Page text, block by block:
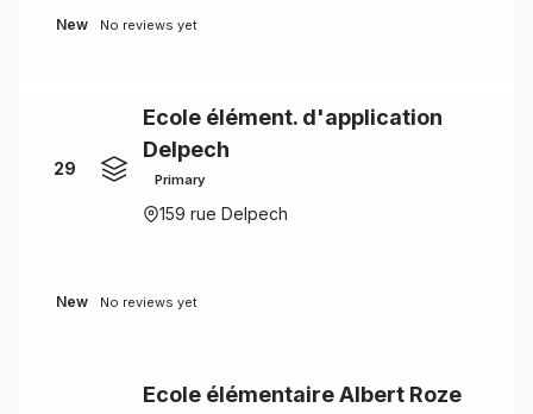
New No reviews yet
29
Ecole élément. d'application
Delpech
Primary
159 rue Delpech
New No reviews yet
Ecole élémentaire Albert Roze